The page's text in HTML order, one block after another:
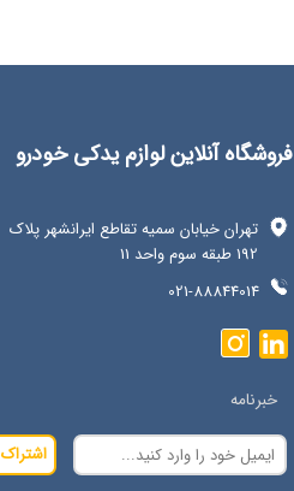
فروشگاه آنلاین لوازم یدکی خودرو
تهران خیابان سمیه تقاطع ایرانشهر پلاک
192 طبقه سوم واحد 11
021-88844014
خبرنامه
اشتراک